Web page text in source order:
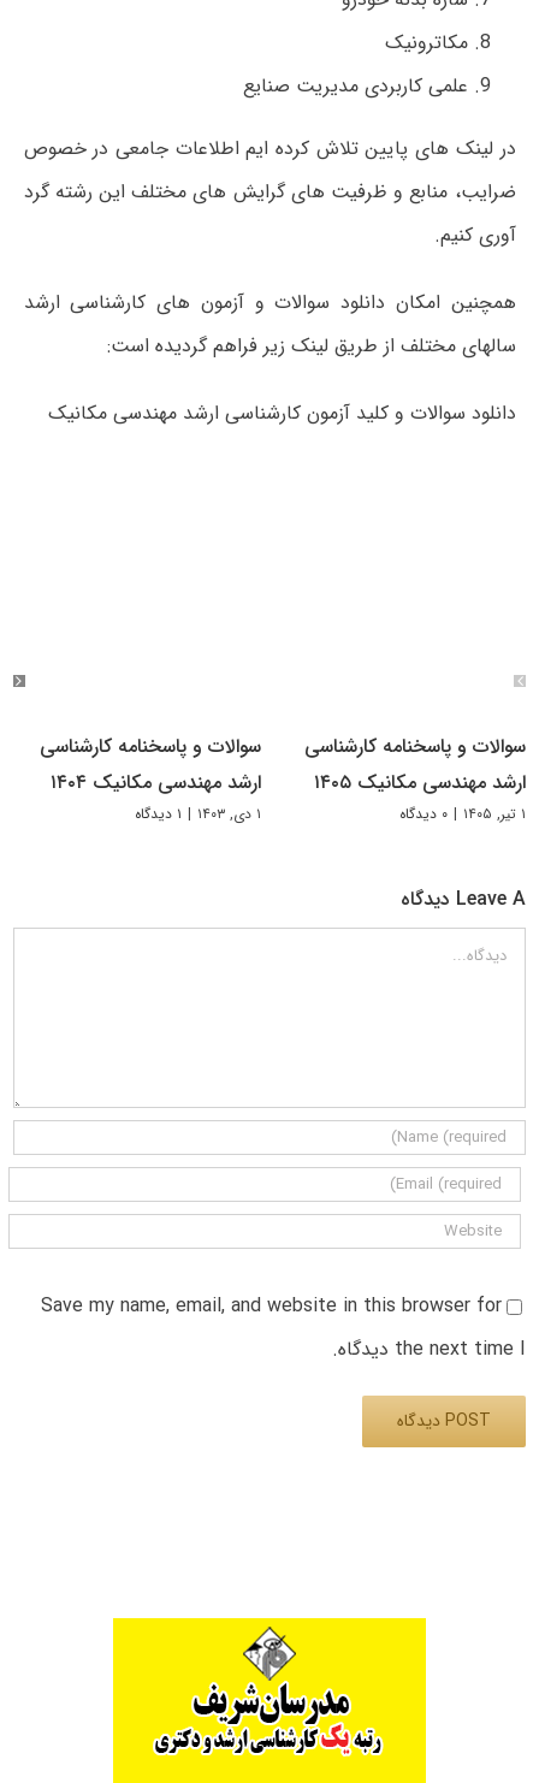
مکاترونیک
علمی کاربردی مدیریت صنایع
در لینک های پایین تلاش کرده ایم اطلاعات جامعی در خصوص
ضرایب، منابع و ظرفیت های گرایش های مختلف این رشته گرد
آوری کنیم.
همچنین امکان دانلود سوالات و آزمون های کارشناسی ارشد
سالهای مختلف از طریق لینک زیر فراهم گردیده است:
دانلود سوالات و کلید آزمون کارشناسی ارشد مهندسی مکانیک
سوالات و پاسخنامه کارشناسی
ارشد مهندسی مکانیک ۱۴۰۵
۱ تیر, ۱۴۰۵ | ۰ دیدگاه
سوالات و پاسخنامه کارشناسی
ارشد مهندسی مکانیک ۱۴۰۴
۱ دی, ۱۴۰۳ | ۱ دیدگاه
Leave A دیدگاه
دیدگاه
Save my name, email, and website in this browser for
the next time I دیدگاه.